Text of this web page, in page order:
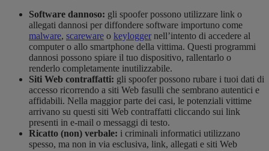
Software dannoso: gli spoofer possono utilizzare link o
allegati dannosi per diffondere software importuno come
malware, scareware o keylogger nell’intento di accedere al
computer o allo smartphone della vittima. Questi programmi
dannosi possono spiare il tuo dispositivo, rallentarlo o
renderlo completamente inutilizzabile.
Siti Web contraffatti: gli spoofer possono rubare i tuoi dati di
accesso ricorrendo a siti Web fasulli che sembrano autentici e
affidabili. Nella maggior parte dei casi, le potenziali vittime
arrivano su questi siti Web contraffatti cliccando sui link
presenti in e-mail o messaggi di testo.
Ricatto (non) verbale: i criminali informatici utilizzano
spesso, ma non in via esclusiva, link, allegati e siti Web